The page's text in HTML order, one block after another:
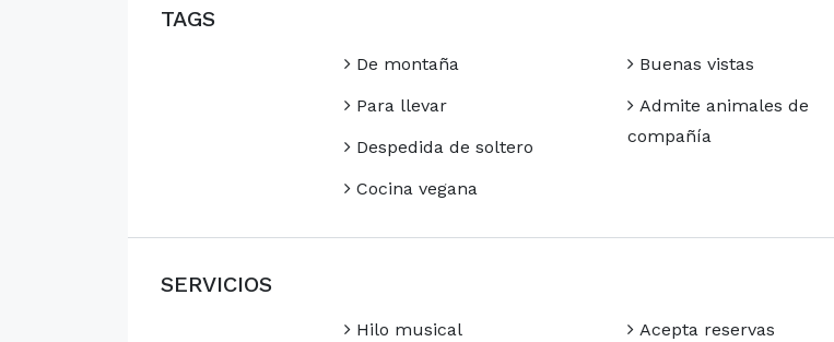
TAGS
De montaña
Para llevar
Despedida de soltero
Cocina vegana
Buenas vistas
Admite animales de
compañía
SERVICIOS
Hilo musical
Acepta reservas